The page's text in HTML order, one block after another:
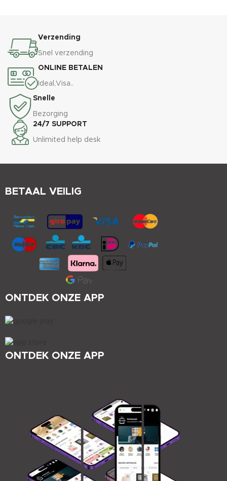
Verzending
Snel verzending
ONLINE BETALEN
Ideal,Visa..
Snelle
Bezorging
24/7 SUPPORT
Unlimited help desk
ONTDEK ONZE APP
ONTDEK ONZE APP
BETAAL VEILIG